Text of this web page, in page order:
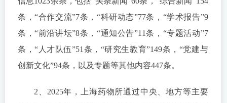
条，“合作交流”7条，“科研动态”77条，“学术报告”9
条，“前沿讲坛”8条，“通知公告”11条，“专题活动”7
条，“人才队伍”51条，“研究生教育”149条，“党建与
创新文化”94条，以及专题等其他内容447条。
2、2025年，上海药物所通过中央、地方等主要